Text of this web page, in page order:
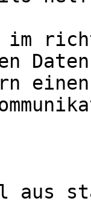
im
aus